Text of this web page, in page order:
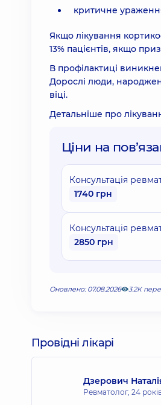
критичне
Якщо лікування
13% пацієнтів, якщо
В профілактиці
Дорослі люди,
віці.
Детальніше про
Ціни на
Консультація
1740 грн
Консультація
2850 грн
Оновлено: 07.08.2026 3.2К
Провідні лікарі
Дзерович
Ревматолог, 24